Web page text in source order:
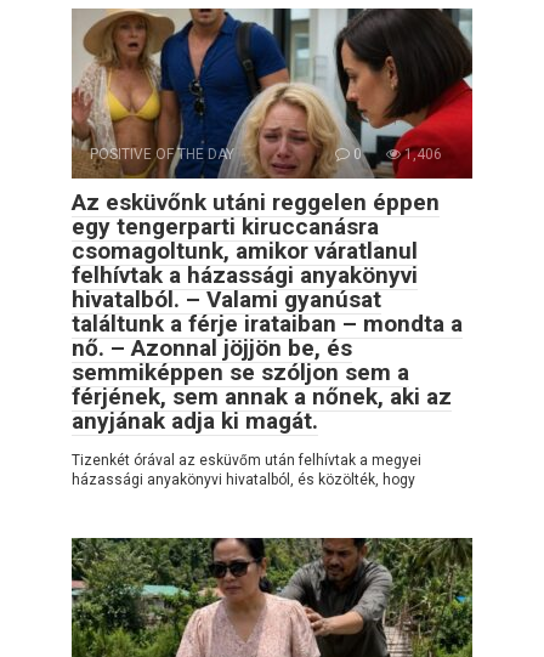
POSITIVE OF THE DAY 0 1,406
Az esküvőnk utáni reggelen éppen
egy tengerparti kiruccanásra
csomagoltunk, amikor váratlanul
felhívtak a házassági anyakönyvi
hivatalból. – Valami gyanúsat
találtunk a férje irataiban – mondta a
nő. – Azonnal jöjjön be, és
semmiképpen se szóljon sem a
férjének, sem annak a nőnek, aki az
anyjának adja ki magát.
Tizenkét órával az esküvőm után felhívtak a megyei
házassági anyakönyvi hivatalból, és közölték, hogy